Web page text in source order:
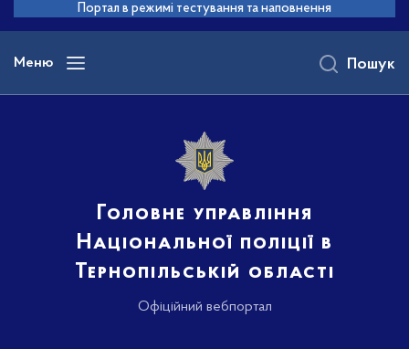
основного
вмісту
Портал в режимі тестування та наповнення
Меню
Головне управління
Національної поліції в
Тернопільській області
Офіційний вебпортал
Пошук